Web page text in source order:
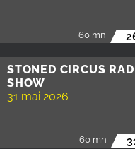
60 mn
STONED CIRCUS
SHOW
31 mai 2026
60 mn